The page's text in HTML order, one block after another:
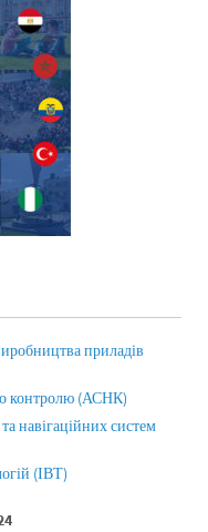
приладів
контролю (АСНК)
навігаційних систем
(ІВТ)